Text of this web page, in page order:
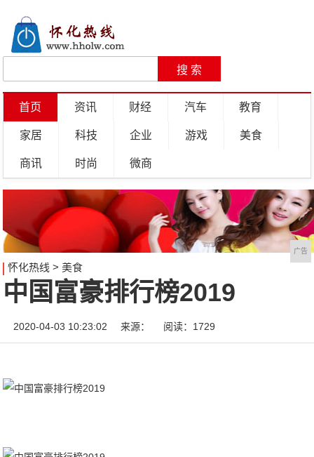
首页 资讯 财经 汽车 教育
家居 科技 企业 游戏 美食
商讯 时尚 微商
广告
怀化热线 > 美食
中国富豪排行榜2019
2020-04-03 10:23:02 来源： 阅读：1729